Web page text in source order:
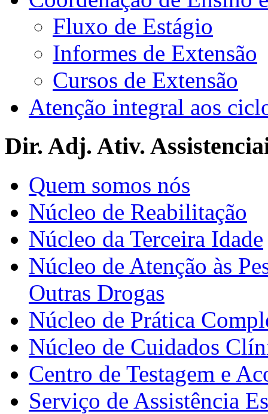
Fluxo de Estágio
Informes de Extensão
Cursos de Extensão
Atenção integral aos
Dir. Adj. Ativ.
Quem somos nós
Núcleo de Reabilitação
Núcleo da Terceira Idade
Núcleo de Atenção às
Outras Drogas
Núcleo de Prática
Núcleo de Cuidados
Centro de Testagem e
Serviço de Assistência